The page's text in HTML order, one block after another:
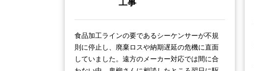
工事
食品加工ラインの要であるシーケンサーが不規
則に停止し、廃棄ロスや納期遅延の危機に直面
していました。遠方のメーカー対応では間に合